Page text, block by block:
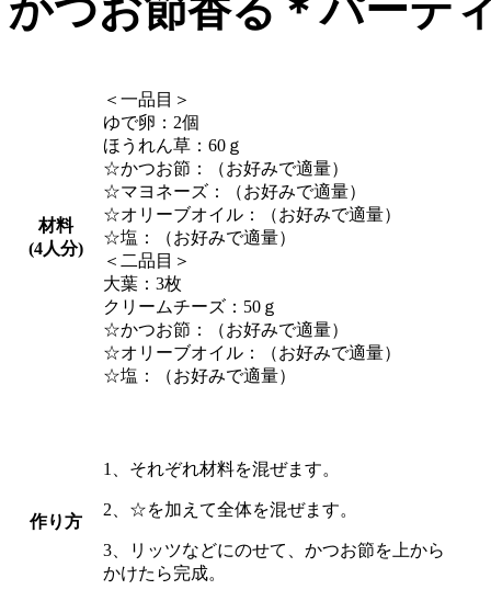
かつお節香る＊パーテ
材料
(4人分)
＜一品目＞
ゆで卵：2個
ほうれん草：60ｇ
☆かつお節：（お好みで適量）
☆マヨネーズ：（お好みで適量）
☆オリーブオイル：（お好みで適量）
☆塩：（お好みで適量）
＜二品目＞
大葉：3枚
クリームチーズ：50ｇ
☆かつお節：（お好みで適量）
☆オリーブオイル：（お好みで適量）
☆塩：（お好みで適量）
作り方
1、それぞれ材料を混ぜます。
2、☆を加えて全体を混ぜます。
3、リッツなどにのせて、かつお節を上から
かけたら完成。